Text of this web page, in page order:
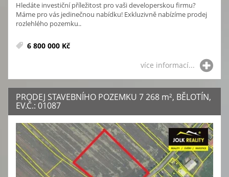
Hledáte investiční příležitost pro vaši developerskou firmu?
Máme pro vás jedinečnou nabídku! Exkluzivně nabízíme prodej
rozlehlého pozemku..
6 800 000 Kč
více informací...
PRODEJ STAVEBNÍHO POZEMKU 7 268 m², BĚLOTÍN,
EV.Č.: 01087